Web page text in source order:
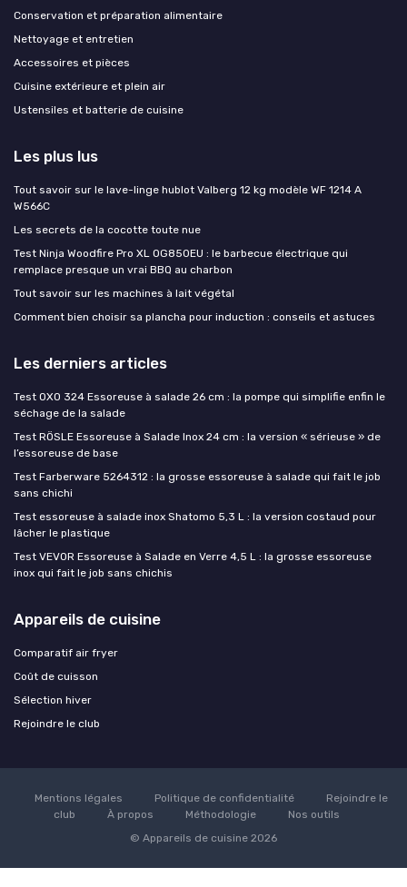
Conservation et préparation alimentaire
Nettoyage et entretien
Accessoires et pièces
Cuisine extérieure et plein air
Ustensiles et batterie de cuisine
Les plus lus
Tout savoir sur le lave-linge hublot Valberg 12 kg modèle WF 1214 A
W566C
Les secrets de la cocotte toute nue
Test Ninja Woodfire Pro XL OG850EU : le barbecue électrique qui
remplace presque un vrai BBQ au charbon
Tout savoir sur les machines à lait végétal
Comment bien choisir sa plancha pour induction : conseils et astuces
Les derniers articles
Test OXO 324 Essoreuse à salade 26 cm : la pompe qui simplifie enfin le
séchage de la salade
Test RÖSLE Essoreuse à Salade Inox 24 cm : la version « sérieuse » de
l’essoreuse de base
Test Farberware 5264312 : la grosse essoreuse à salade qui fait le job
sans chichi
Test essoreuse à salade inox Shatomo 5,3 L : la version costaud pour
lâcher le plastique
Test VEVOR Essoreuse à Salade en Verre 4,5 L : la grosse essoreuse
inox qui fait le job sans chichis
Appareils de cuisine
Comparatif air fryer
Coût de cuisson
Sélection hiver
Rejoindre le club
Mentions légales Politique de confidentialité
Rejoindre le
club
À propos Méthodologie
Nos outils
© Appareils de cuisine 2026